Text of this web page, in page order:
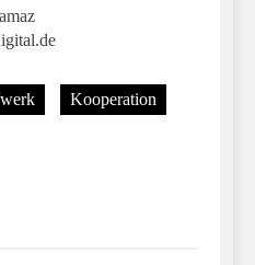
Kooperation